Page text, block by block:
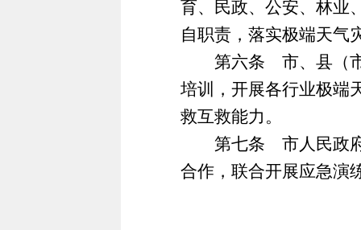
育、民政、公安、林业
自职责，落实极端天气
第六条 市、县（市
培训，开展各行业极端
救互救能力。
第七条 市人民政府
合作，联合开展应急演